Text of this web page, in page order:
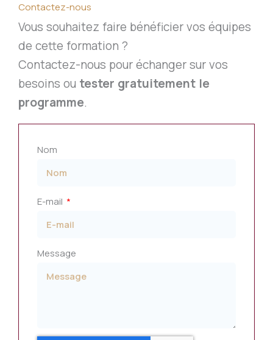
Contactez-nous
Vous souhaitez faire bénéficier vos équipes
de cette formation ?
Contactez-nous pour échanger sur vos
besoins ou tester gratuitement le
programme.
Nom
E-mail
Message